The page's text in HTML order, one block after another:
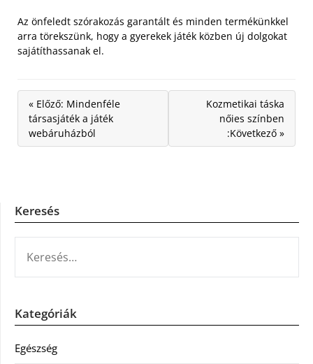
Az önfeledt szórakozás garantált és minden termékünkkel
arra törekszünk, hogy a gyerekek játék közben új dolgokat
sajátíthassanak el.
« Előző: Mindenféle
társasjáték a játék
webáruházból
Kozmetikai táska
nőies színben
:Következő »
Keresés
Kategóriák
Egészség